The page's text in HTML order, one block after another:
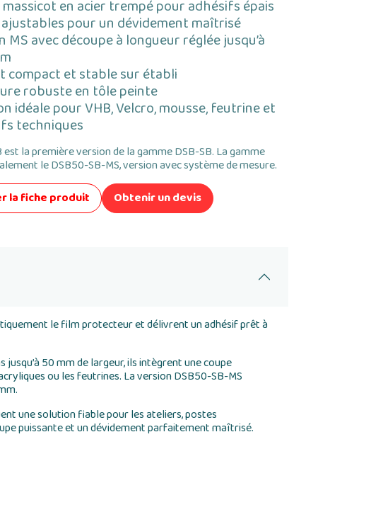
en acier trempé pour adhésifs épais
pour un dévidement maîtrisé
MS avec découpe à longueur réglée jusqu’à
compact et stable sur établi
robuste en tôle peinte
idéale pour VHB, Velcro, mousse, feutrine et
techniques
est la première version de la gamme DSB-SB. La gamme
le DSB50-SB-MS, version avec système de mesure.
la fiche produit
Obtenir un devis
le film protecteur et délivrent un adhésif prêt à
50 mm de largeur, ils intègrent une coupe
ou les feutrines. La version DSB50-SB-MS
une solution fiable pour les ateliers, postes
puissante et un dévidement parfaitement maîtrisé.